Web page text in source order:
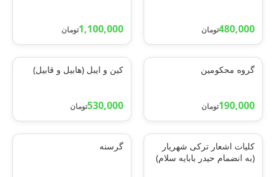
480,000تومان 1,100,000تومان
گروه محکومین
190,000تومان
کین و ایبل (هابیل و قابیل)
530,000تومان
کلیات اشعار ترکی شهریار
(به انضمام حیدر بابایه سلام)
گرسنه